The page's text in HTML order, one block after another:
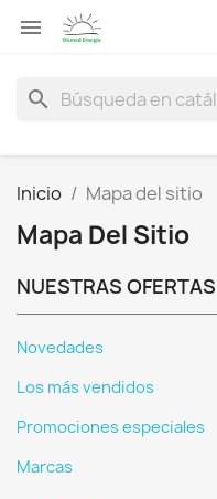

search
Inicio Mapa del sitio
Mapa Del Sitio
NUESTRAS OFERTAS
Novedades
Los más vendidos
Promociones especiales
Marcas